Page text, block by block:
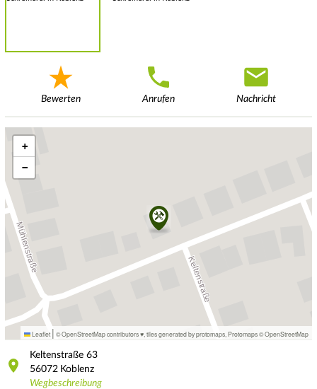
Bewerten Anrufen Nachricht
+
−
Leaflet | © OpenStreetMap contributors ♥, tiles generated by protomaps Protomaps©OpenStreetMap
Keltenstraße 63
56072 Koblenz
Wegbeschreibung